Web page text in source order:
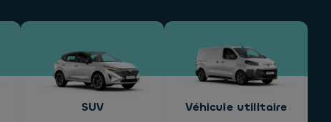
SUV Véhicule utilitaire